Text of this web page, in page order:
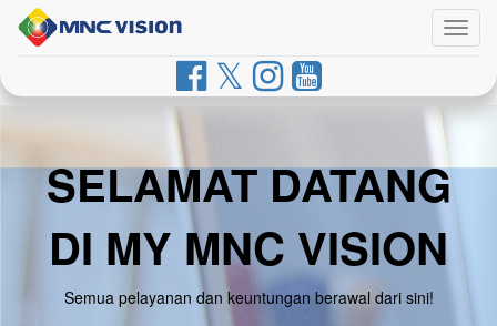
SELAMAT DATANG
DI MY MNC VISION
Semua pelayanan dan keuntungan berawal dari sini!